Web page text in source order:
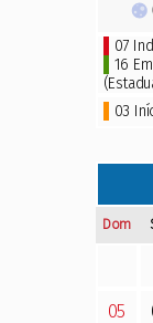
07
16
03
Dom
05